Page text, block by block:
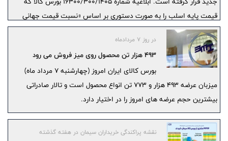
قیمت پایه اسلب را به صورت دستوری بر اساس «نسبت قیمت جهانی
تختال به شمش بلوم × آخرین قیمت کشفی شمش بلوم» مقید کرده،
فراتر از یک ابلاغیه اداری، «تیغی بر رگِ سودآوری صنعت» است.
در روز ۷ مردادماه
۴۹۳ هزار تن محصول روی میز فروش می رود
بورس کالای ایران امروز (چهارشنبه ۷ مرداد ماه)
میزبان عرضه ۴۹۳ هزار و ۷۷۳ تن انواع محصول است و تالار صادراتی
بیشترین حجم عرضه های امروز را در اختیار دارد.
نقشه پراکندگی خریداران سیمان در هفته گذشته